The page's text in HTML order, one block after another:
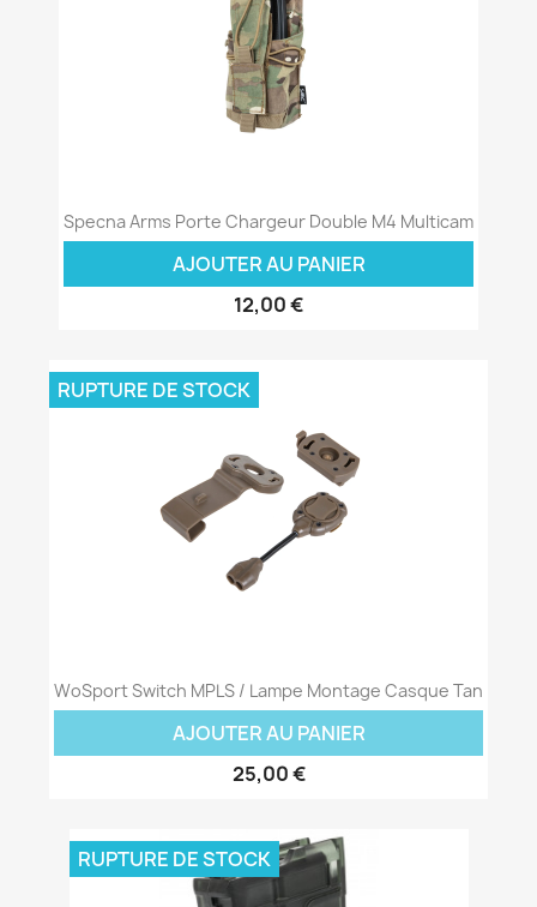
Specna Arms Porte Chargeur Double M4 Multicam
AJOUTER AU PANIER
12,00 €
WoSport Switch MPLS / Lampe Montage Casque Tan
AJOUTER AU PANIER
25,00 €
RUPTURE DE STOCK
RUPTURE DE STOCK